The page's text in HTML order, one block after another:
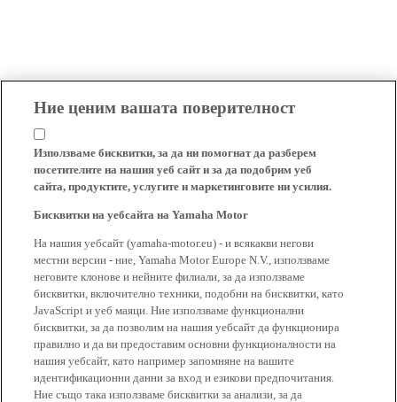
Ние ценим вашата поверителност
Използваме бисквитки, за да ни помогнат да разберем
посетителите на нашия уеб сайт и за да подобрим уеб
сайта, продуктите, услугите и маркетинговите ни усилия.
Бисквитки на уебсайта на Yamaha Motor
На нашия уебсайт (yamaha-motor.eu) - и всякакви негови
местни версии - ние, Yamaha Motor Europe N.V., използваме
неговите клонове и нейните филиали, за да използваме
бисквитки, включително техники, подобни на бисквитки, като
JavaScript и уеб маяци. Ние използваме функционални
бисквитки, за да позволим на нашия уебсайт да функционира
правилно и да ви предоставим основни функционалности на
нашия уебсайт, като например запомняне на вашите
идентификационни данни за вход и езикови предпочитания.
Ние също така използваме бисквитки за анализи, за да